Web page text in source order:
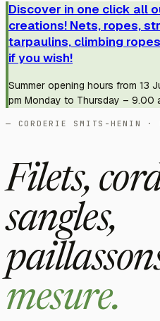
Discover in one click all
creations! Nets, ropes,
tarpaulins, climbing
if you wish!
Summer opening hours from 13
pm Monday to Thursday – 9.00
— CORDERIE SMITS-HENIN ·
Filets,
sangles,
mesure.